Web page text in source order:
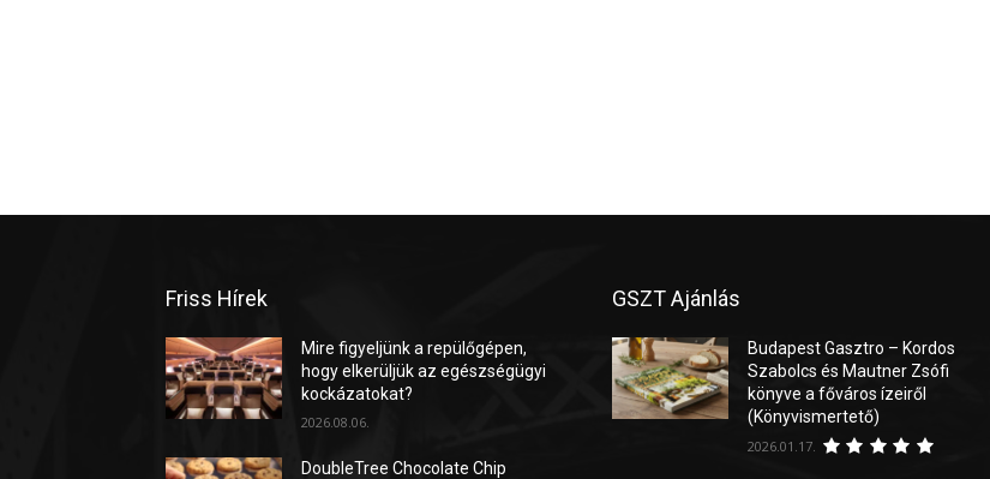
Friss Hírek
Mire figyeljünk a repülőgépen,
hogy elkerüljük az egészségügyi
kockázatokat?
2026.08.06.
DoubleTree Chocolate Chip
GSZT Ajánlás
Budapest Gasztro – Kordos
Szabolcs és Mautner Zsófi
könyve a főváros ízeiről
(Könyvismertető)
2026.01.17.